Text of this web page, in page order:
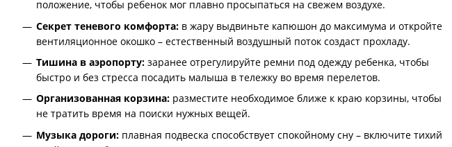
положение, чтобы ребенок мог плавно просыпаться на свежем воздухе.
Секрет теневого комфорта: в жару выдвиньте капюшон до максимума и откройте
вентиляционное окошко – естественный воздушный поток создаст прохладу.
Тишина в аэропорту: заранее отрегулируйте ремни под одежду ребенка, чтобы
быстро и без стресса посадить малыша в тележку во время перелетов.
Организованная корзина: разместите необходимое ближе к краю корзины, чтобы
не тратить время на поиски нужных вещей.
Музыка дороги: плавная подвеска способствует спокойному сну – включите тихий